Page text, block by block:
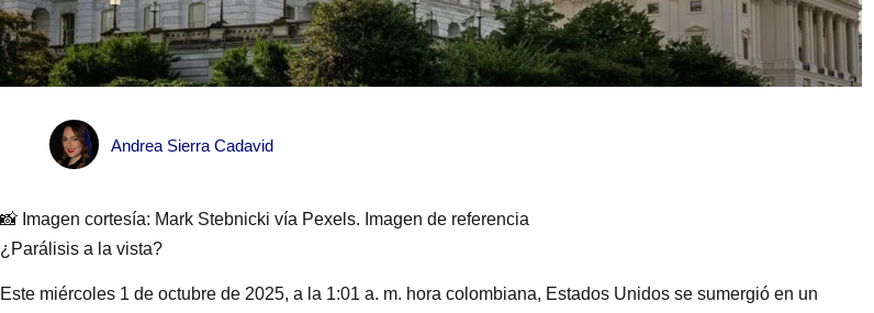
Andrea Sierra Cadavid
📸 Imagen cortesía: Mark Stebnicki vía Pexels. Imagen de referencia
¿Parálisis a la vista?
Este miércoles 1 de octubre de 2025, a la 1:01 a. m. hora colombiana, Estados Unidos se sumergió en un